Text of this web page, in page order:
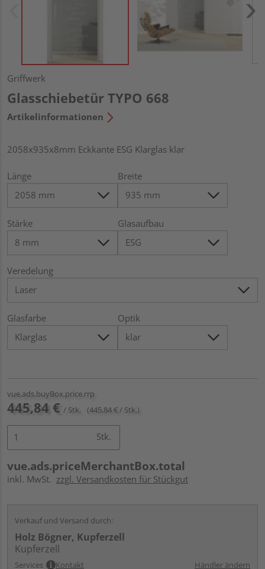
Griffwerk
Glasschiebetür TYPO 668
Artikelinformationen
2058x935x8mm Eckkante ESG Klarglas klar
Länge Breite
Stärke Glasaufbau
Veredelung
Glasfarbe Optik
vue.ads.buyBox.price.rrp
445,84 € / Stk. (445,84 € / Stk.)
Stk.
vue.ads.priceMerchantBox.total
inkl. MwSt. zzgl. Versandkosten für Stückgut
Verkauf und Versand durch:
Holz Bögner, Kupferzell
Kupferzell
Services Kontakt Händler ändern